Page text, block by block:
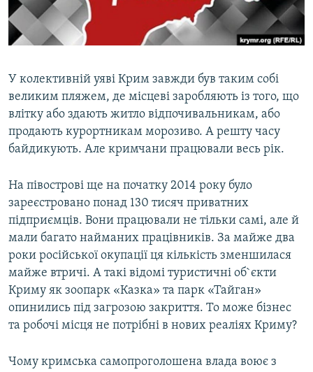
ВІДЕОУРОКИ «ELIFBE»
СВІДЧЕННЯ ОКУПАЦІЇ
Русский
Qırımtatar
Усі сайти RFE/RL
У колективній уяві Крим завжди був таким собі
великим пляжем, де місцеві заробляють із того, що
влітку або здають житло відпочивальникам, або
продають курортникам морозиво. А решту часу
байдикують. Але кримчани працювали весь рік.
На півострові ще на початку 2014 року було
зареєстровано понад 130 тисяч приватних
підприємців. Вони працювали не тільки самі, але й
мали багато найманих працівників. За майже два
роки російської окупації ця кількість зменшилася
майже втричі. А такі відомі туристичні об`єкти
Криму як зоопарк «Казка» та парк «Тайган»
опинились під загрозою закриття. То може бізнес
та робочі місця не потрібні в нових реаліях Криму?
Чому кримська самопроголошена влада воює з